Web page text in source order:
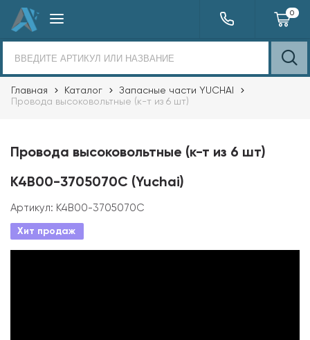
0
Главная Каталог
Запасные части YUCHAI
Провода высоковольтные (к-т из 6 шт)
Провода высоковольтные (к-т из 6 шт)
K4B00-3705070C (Yuchai)
Артикул: K4B00-3705070C
Хит продаж